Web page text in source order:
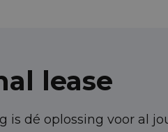
lease
is dé oplossing voor al